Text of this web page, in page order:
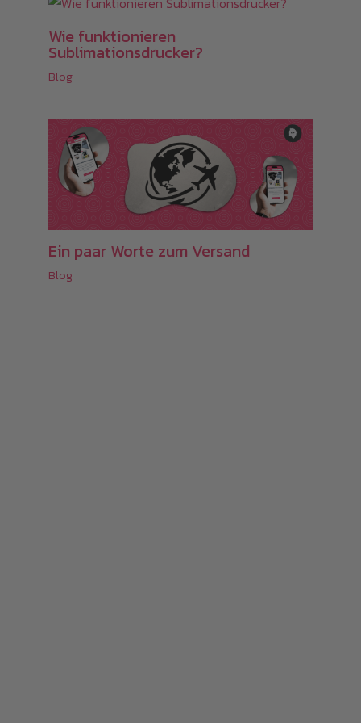
Wie funktionieren
Sublimationsdrucker?
Blog
Ein paar Worte zum Versand
Blog